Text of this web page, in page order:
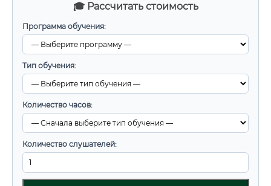
🎓 Рассчитать стоимость
Программа обучения:
Тип обучения:
Количество часов:
Количество слушателей: